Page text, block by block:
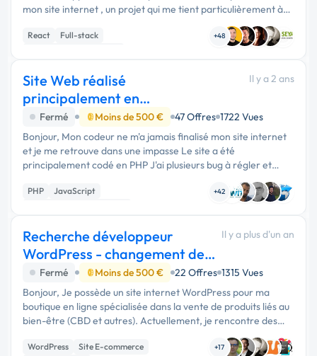
mon site internet , un projet qui me tient particulièrement à
cœur. Ce site est une première version et sera présenté par
…React
Full-stack
+48
Site Web réalisé
principalement en
PHP/javascript à finaliser
Il y a 2 ans
Fermé Moins de 500 € 47 Offres 1722 Vues
Bonjour, Mon codeur ne m'a jamais finalisé mon site internet
et je me retrouve dans une impasse Le site a été
principalement codé en PHP J'ai plusieurs bug à régler et
quelques finitions à faire. Je recherche vraiment quelqu'un de
…PHP
JavaScript
+42
Recherche développeur
WordPress - changement de
thème
Il y a plus d'un an
Fermé Moins de 500 € 22 Offres 1315 Vues
Bonjour, Je possède un site internet WordPress pour ma
boutique en ligne spécialisée dans la vente de produits liés au
bien-être (CBD et autres). Actuellement, je rencontre des
anomalies importantes avec mon thème actuel, qui
provoquent …
WordPress
Site E-commerce
+17